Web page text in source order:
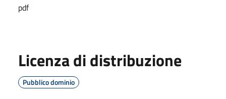
pdf
Licenza di distribuzione
Pubblico dominio